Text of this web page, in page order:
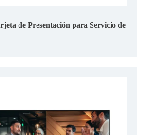
de Presentación para Servicio de